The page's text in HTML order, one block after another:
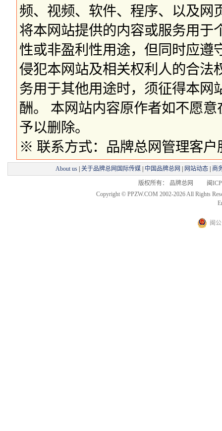
频、视频、软件、程序、以及网
将本网站提供的内容或服务用于
性或非盈利性用途，但同时应遵
侵犯本网站及相关权利人的合法
务用于其他用途时，须征得本网
酬。 本网站内容原作者如不愿
予以删除。
※ 联系方式：品牌总网管理客户
About us | 关于品牌总网国际传媒 | 中国品牌总网 | 网站动态 | 商
版权所有： 品牌总网 闽ICP
Copyright © PPZW.COM 2002-2026 All Rights
闽